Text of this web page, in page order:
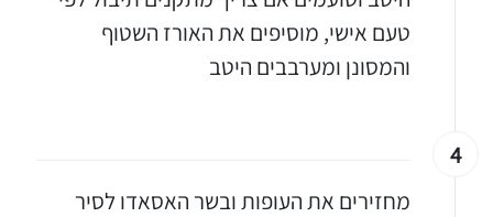
טעם אישי, מוסיפים את האורז השטוף
והמסונן ומערבבים היטב
4
מחזירים את העופות ובשר האסאדו לסיר